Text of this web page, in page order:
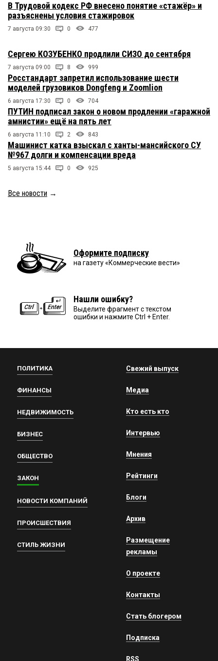
В Трудовой кодекс РФ внесено понятие «стажёр» и
разъяснены условия стажировок
7 августа 09:30 0 477
Сергею КОЗУБЕНКО продлили СИЗО до сентября
7 августа 09:00 8 999
Росстандарт запретил использование шести
моделей грузовиков Dongfeng и Zoomlion
6 августа 17:30 0 704
ПУТИН подписал закон о новом продлении «гаражной
амнистии» ещё на пять лет
6 августа 11:10 2 843
Машинист катка взыскал с ханты-мансийского СУ
№967 долги и компенсации вреда
5 августа 15:44 0 925
Все новости →
Оформите подписку
на газету «Коммерческие вести»
Нашли ошибку?
Выделите фрагмент с текстом
ошибки и нажмите Ctrl + Enter.
ПОЛИТИКА
ФИНАНСЫ
НЕДВИЖИМОСТЬ
БИЗНЕС
ОБЩЕСТВО
ЗАКОН
НОВОСТИ КОМПАНИЙ
ПРОИСШЕСТВИЯ
СТИЛЬ ЖИЗНИ
Свежий выпуск
Медиа
Кто есть кто
Интервью
Мнения
Рейтинги
Блоги
Архив
Размещение
рекламы
О проекте
Контакты
Стать блогером
Подписка
RSS